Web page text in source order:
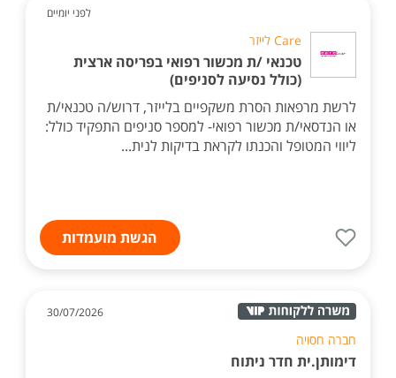
לפני יומיים
Care לייזר
טכנאי /ת מכשור רפואי בפריסה ארצית
(כולל נסיעה לסניפים)
לרשת מרפאות הסרת משקפיים בלייזר, דרוש/ה טכנאי/ת
או הנדסאי/ת מכשור רפואי- למספר סניפים התפקיד כולל:
ליווי המטופל והכנתו לקראת בדיקות לנית...
הגשת מועמדות
30/07/2026
חברה חסויה
דימותן.ית חדר ניתוח